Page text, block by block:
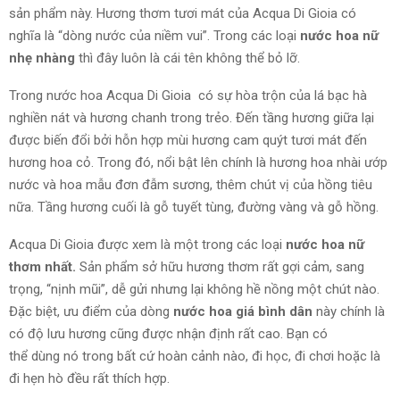
sản phẩm này. Hương thơm tươi mát của Acqua Di Gioia có
nghĩa là “dòng nước của niềm vui”. Trong các loại nước hoa nữ
nhẹ nhàng thì đây luôn là cái tên không thể bỏ lỡ.
Trong nước hoa Acqua Di Gioia có sự hòa trộn của lá bạc hà
nghiền nát và hương chanh trong trẻo. Đến tầng hương giữa lại
được biến đổi bởi hỗn hợp mùi hương cam quýt tươi mát đến
hương hoa cỏ. Trong đó, nổi bật lên chính là hương hoa nhài ướp
nước và hoa mẫu đơn đẫm sương, thêm chút vị của hồng tiêu
nữa. Tầng hương cuối là gỗ tuyết tùng, đường vàng và gỗ hồng.
Acqua Di Gioia được xem là một trong các loại nước hoa nữ
thơm nhất. Sản phẩm sở hữu hương thơm rất gợi cảm, sang
trọng, “nịnh mũi”, dễ gửi nhưng lại không hề nồng một chút nào.
Đặc biệt, ưu điểm của dòng nước hoa giá bình dân này chính là
có độ lưu hương cũng được nhận định rất cao. Bạn có
thể dùng nó trong bất cứ hoàn cảnh nào, đi học, đi chơi hoặc là
đi hẹn hò đều rất thích hợp.